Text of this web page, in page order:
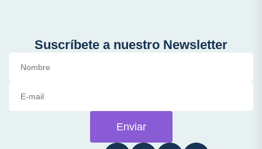
Suscríbete a nuestro Newsletter
Enviar